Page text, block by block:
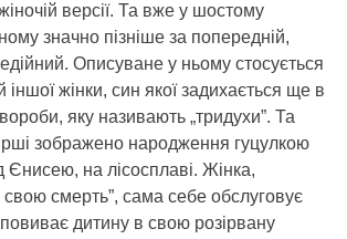
версії. Та вже у шостому
значно пізніше за попередній,
Описуване у ньому стосується
іншої жінки, син якої задихається ще в
яку називають „тридухи”. Та
зображено народження гуцулкою
Єнисею, на лісосплаві. Жінка,
смерть”, сама себе обслуговує
дитину в свою розірвану